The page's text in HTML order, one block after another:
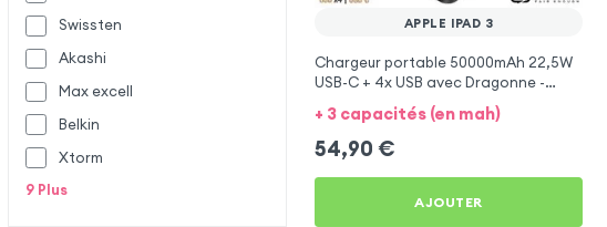
Swissten
Akashi
Max excell
Belkin
Xtorm
9 Plus
APPLE IPAD 3
Chargeur portable 50000mAh 22,5W
USB-C + 4x USB avec Dragonne -
Obal:Me pour Apple iPad 3
+ 3 capacités (en mah)
54,90 €
AJOUTER